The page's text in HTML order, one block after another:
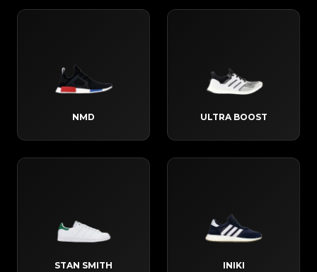
ULTRA BOOST
NMD
INIKI
STAN SMITH